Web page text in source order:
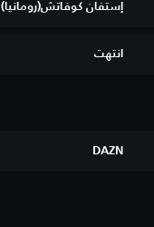
إستفان كوفاتش(رومانيا)
انتهت
DAZN